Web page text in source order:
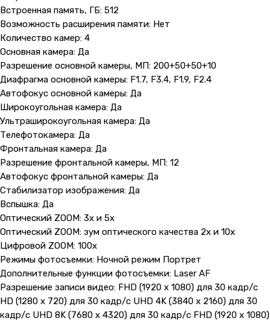
Встроенная память, ГБ: 512
Возможность расширения памяти: Нет
Количество камер: 4
Основная камера: Да
Разрешение основной камеры, МП: 200+50+50+10
Диафрагма основной камеры: F1.7, F3.4, F1.9, F2.4
Автофокус основной камеры: Да
Широкоугольная камера: Да
Ультраширокоугольная камера: Да
Телефотокамера: Да
Фронтальная камера: Да
Разрешение фронтальной камеры, МП: 12
Автофокус фронтальной камеры: Да
Стабилизатор изображения: Да
Вспышка: Да
Оптический ZOOM: 3х и 5х
Оптический ZOOM: зум оптического качества 2х и 10х
Цифровой ZOOM: 100x
Режимы фотосъемки: Ночной режим Портрет
Дополнительные функции фотосъемки: Laser AF
Разрешение записи видео: FHD (1920 x 1080) для 30 кадр/с
HD (1280 x 720) для 30 кадр/с UHD 4K (3840 x 2160) для 30
кадр/с UHD 8K (7680 x 4320) для 30 кадр/с FHD (1920 x 1080)